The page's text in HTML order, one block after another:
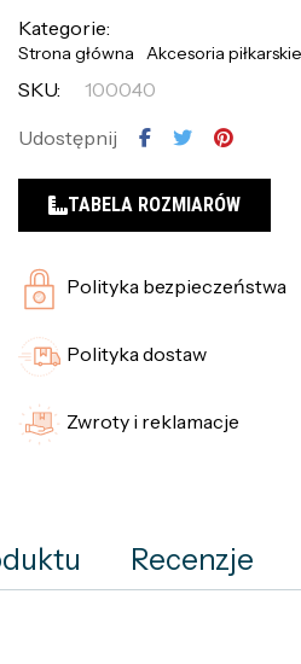
Kategorie:
Strona główna Akcesoria
SKU:
100040
Udostępnij
TABELA ROZMIARÓW
Polityka bezpieczeństwa
Polityka dostaw
Zwroty i reklamacje
Recenzje